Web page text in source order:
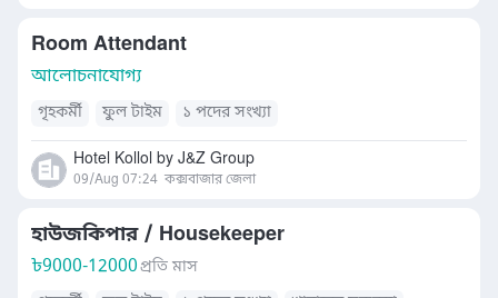
Room Attendant
আলোচনাযোগ্য
গৃহকর্মী ফুল টাইম ১ পদের সংখ্যা
Hotel Kollol by J&Z Group
09/Aug 07:24 কক্সবাজার জেলা
হাউজকিপার / Housekeeper
৳9000-12000প্রতি মাস